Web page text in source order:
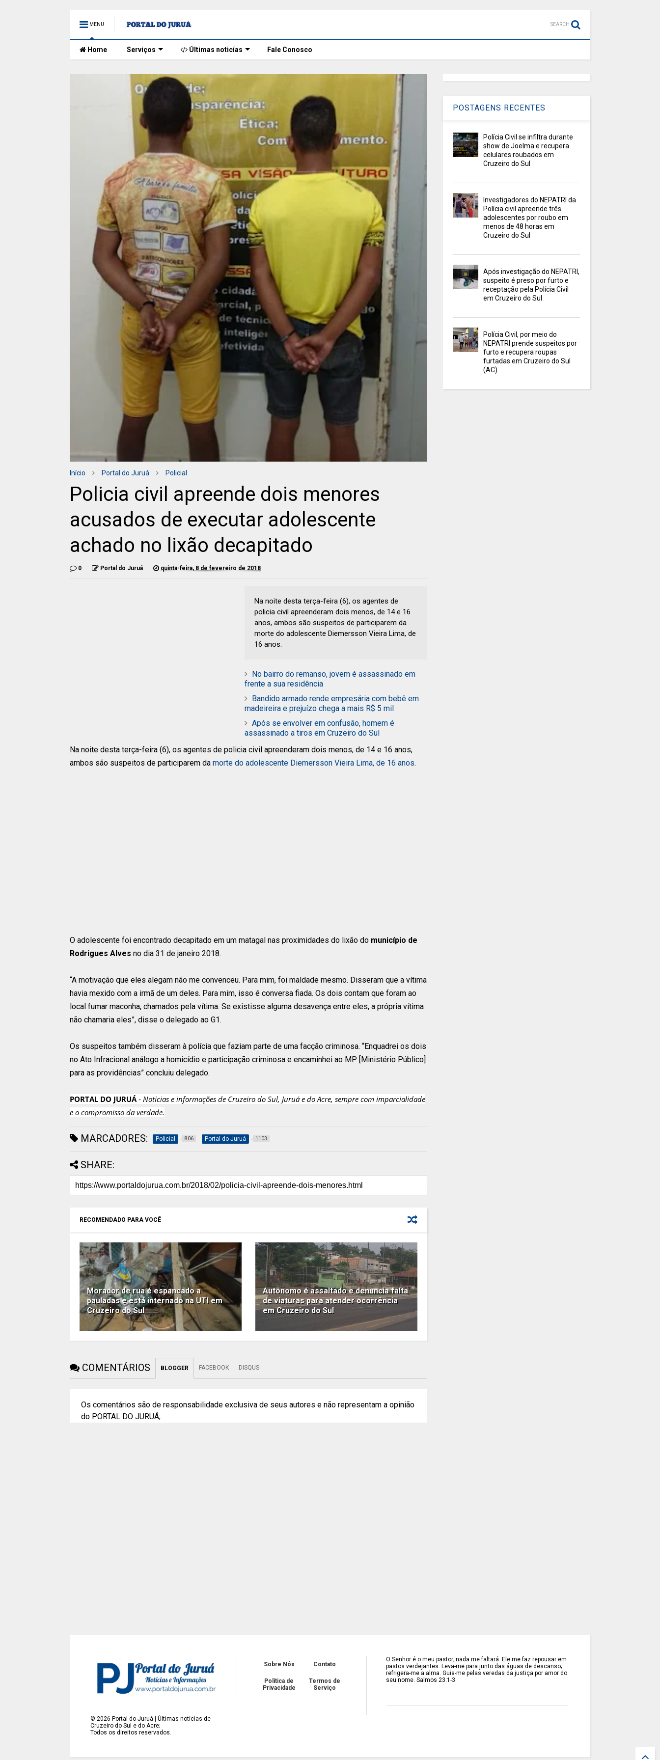
MENU SEARCH
Home Serviços Últimas noticías Fale Conosco
Início Portal do Juruá Policial
Policia civil apreende dois menores
acusados de executar adolescente
achado no lixão decapitado
0 Portal do Juruá quinta-feira, 8 de fevereiro de 2018
Na noite desta terça-feira (6), os agentes de
policia civil apreenderam dois menos, de 14 e 16
anos, ambos são suspeitos de participarem da
morte do adolescente Diemersson Vieira Lima, de
16 anos.
No bairro do remanso, jovem é assassinado em
frente a sua residência
Bandido armado rende empresária com bebê em
madeireira e prejuízo chega a mais R$ 5 mil
Após se envolver em confusão, homem é
assassinado a tiros em Cruzeiro do Sul
Na noite desta terça-feira (6), os agentes de policia civil apreenderam dois menos, de 14 e 16 anos,
ambos são suspeitos de participarem da morte do adolescente Diemersson Vieira Lima, de 16 anos.
O adolescente foi encontrado decapitado em um matagal nas proximidades do lixão do município de
Rodrigues Alves no dia 31 de janeiro 2018.
“A motivação que eles alegam não me convenceu. Para mim, foi maldade mesmo. Disseram que a vítima
havia mexido com a irmã de um deles. Para mim, isso é conversa fiada. Os dois contam que foram ao
local fumar maconha, chamados pela vítima. Se existisse alguma desavença entre eles, a própria vítima
não chamaria eles”, disse o delegado ao G1.
Os suspeitos também disseram à polícia que faziam parte de uma facção criminosa. “Enquadrei os dois
no Ato Infracional análogo a homicídio e participação criminosa e encaminhei ao MP [Ministério Público]
para as providências” concluiu delegado.
PORTAL DO JURUÁ- Noticias e informações de Cruzeiro do Sul, Juruá e do Acre, sempre com imparcialidade
e o compromisso da verdade.
MARCADORES: Policial 806 Portal do Juruá 1103
SHARE:
RECOMENDADO PARA VOCÊ
Morador de rua é espancado a
pauladas e está internado na UTI em
Cruzeiro do Sul
Autônomo é assaltado e denuncia falta
de viaturas para atender ocorrência
em Cruzeiro do Sul
COMENTÁRIOS BLOGGER FACEBOOK DISQUS
Os comentários são de responsabilidade exclusiva de seus autores e não representam a opinião
do PORTAL DO JURUÁ;
POSTAGENS RECENTES
Polícia Civil se infiltra durante
show de Joelma e recupera
celulares roubados em
Cruzeiro do Sul
Investigadores do NEPATRI da
Polícia civil apreende três
adolescentes por roubo em
menos de 48 horas em
Cruzeiro do Sul
Após investigação do NEPATRI,
suspeito é preso por furto e
receptação pela Polícia Civil
em Cruzeiro do Sul
Polícia Civil, por meio do
NEPATRI prende suspeitos por
furto e recupera roupas
furtadas em Cruzeiro do Sul
(AC)
©2026 Portal do Juruá | Últimas notícias de
Cruzeiro do Sul e do Acre;
Todos os direitos reservados.
Sobre Nós Contato
Política de
Privacidade
Termos de
Serviço
O Senhor é o meu pastor; nada me faltará. Ele me faz repousar em
pastos verdejantes. Leva-me para junto das águas de descanso;
refrigera-me a alma. Guia-me pelas veredas da justiça por amor do
seu nome. Salmos 23:1-3